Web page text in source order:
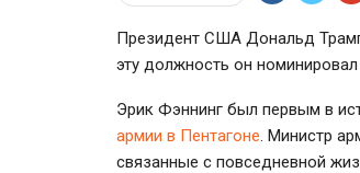
Президент США Дональд Трамп
эту должность он
Эрик Фэннинг был первым в
армии в Пентагоне . Министр
связанные с повседневной